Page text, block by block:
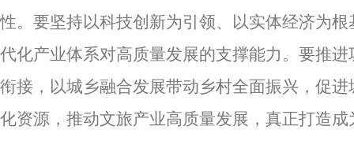
性。要坚持以科技创新为引领、以实体经济为
代化产业体系对高质量发展的支撑能力。要推
衔接，以城乡融合发展带动乡村全面振兴，促
化资源，推动文旅产业高质量发展，真正打造